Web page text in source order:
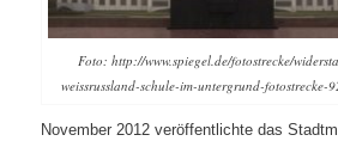
Foto: http://www.spiegel.de/fotostrecke/
weissrussland-schule-im-untergrund-fotostrecke-
November 2012 veröffentlichte das